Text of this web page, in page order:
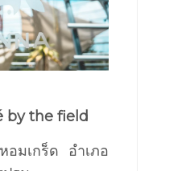
by the field
มเกร็ด อำเภอ